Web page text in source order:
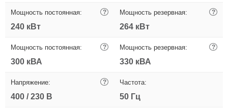
Мощность постоянная: ?
240 кВт
Мощность резервная: ?
264 кВт
Мощность постоянная: ?
300 кВА
Мощность резервная: ?
330 кВА
Напряжение: ?
400 / 230 В
Частота:
50 Гц